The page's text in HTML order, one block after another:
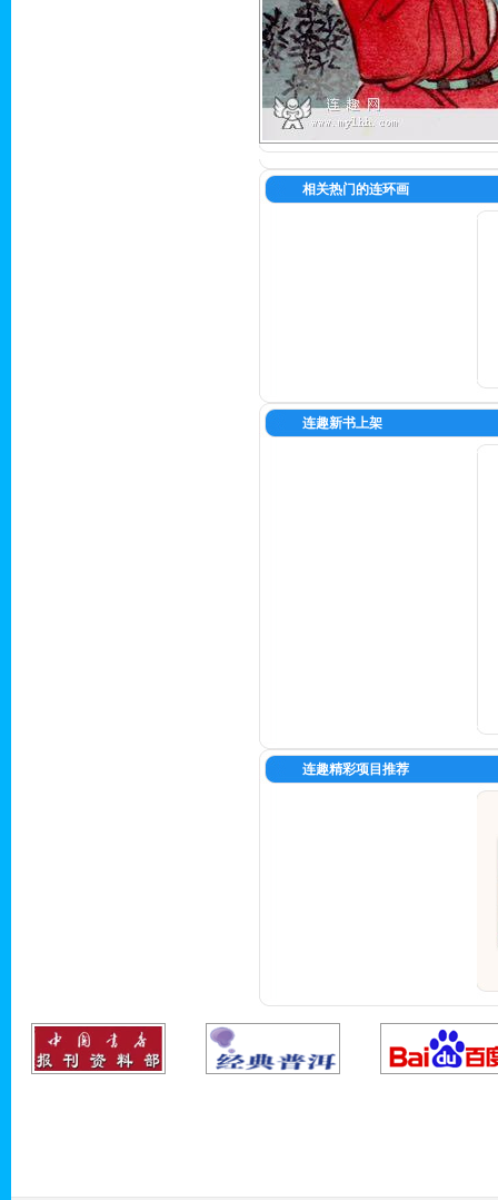
相关热门的连环画
连趣新书上架
连趣精彩项目推荐